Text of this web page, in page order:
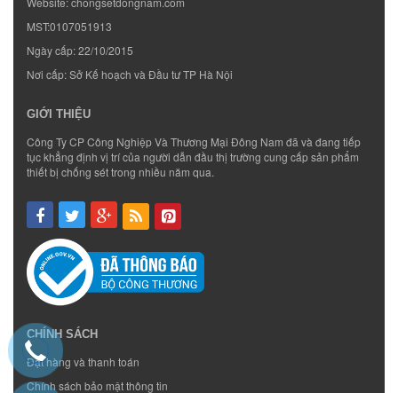
MST:0107051913
Ngày cấp: 22/10/2015
Nơi cấp: Sở Kế hoạch và Đầu tư TP Hà Nội
GIỚI THIỆU
Công Ty CP Công Nghiệp Và Thương Mại Đông Nam đã và đang tiếp
tục khẳng định vị trí của người dẫn đầu thị trường cung cấp sản phẩm
thiết bị chống sét trong nhiều năm qua.
CHÍNH SÁCH
Đặt hàng và thanh toán
Chính sách bảo mật thông tin